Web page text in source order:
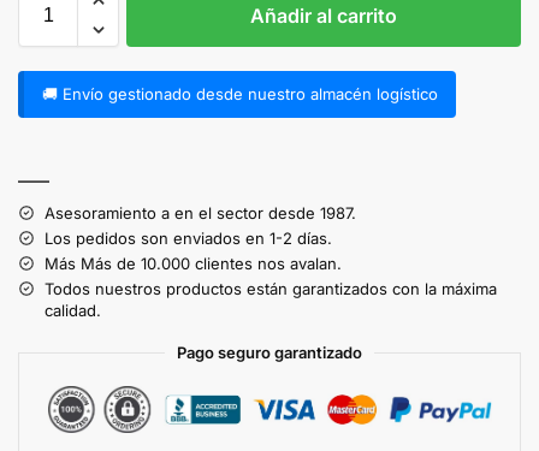
Añadir al carrito
🚚 Envío gestionado desde nuestro almacén logístico
t
e
r
n
——
Asesoramiento a en el sector desde 1987.
Los pedidos son enviados en 1-2 días.
Más Más de 10.000 clientes nos avalan.
Todos nuestros productos están garantizados con la máxima
calidad.
Pago seguro garantizado